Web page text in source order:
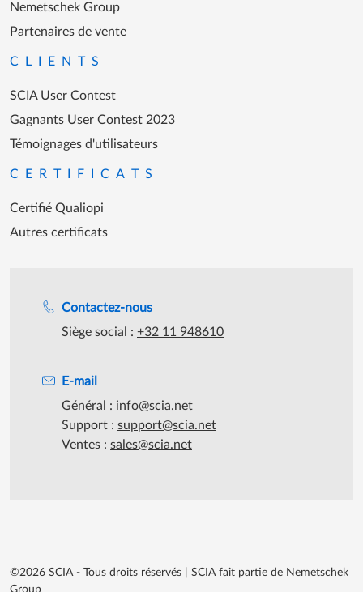
Contactez-nous
Siège social : +32 11 948610
E-mail
Général : info@scia.net
Support : support@scia.net
Ventes : sales@scia.net
Nemetschek Group
Partenaires de vente
CLIENTS
SCIA User Contest
Gagnants User Contest 2023
Témoignages d'utilisateurs
CERTIFICATS
Certifié Qualiopi
Autres certificats
©2026 SCIA - Tous droits réservés SCIA fait partie de Nemetschek